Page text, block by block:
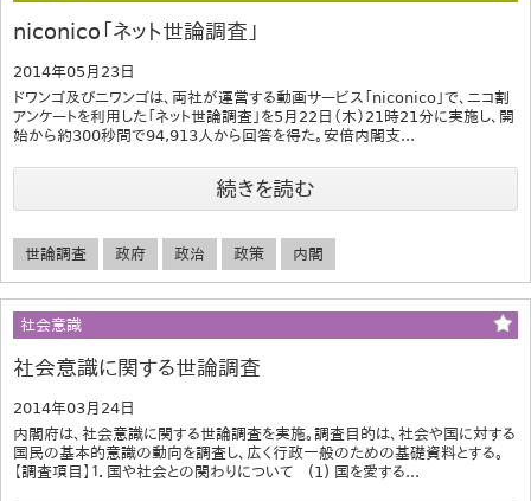
niconico「ネット世論調査」
2014年05月23日
ドワンゴ及びニワンゴは、両社が運営する動画サービス「niconico」で、ニコ割
アンケートを利用した「ネット世論調査」を5月22日（木）21時21分に実施し、開
始から約300秒間で94,913人から回答を得た。安倍内閣支...
続きを読む
世論調査 政府 政治 政策 内閣
社会意識
社会意識に関する世論調査
2014年03月24日
内閣府は、社会意識に関する世論調査を実施。調査目的は、社会や国に対する
国民の基本的意識の動向を調査し、広く行政一般のための基礎資料とする。
【調査項目】１．国や社会との関わりについて (1) 国を愛する...